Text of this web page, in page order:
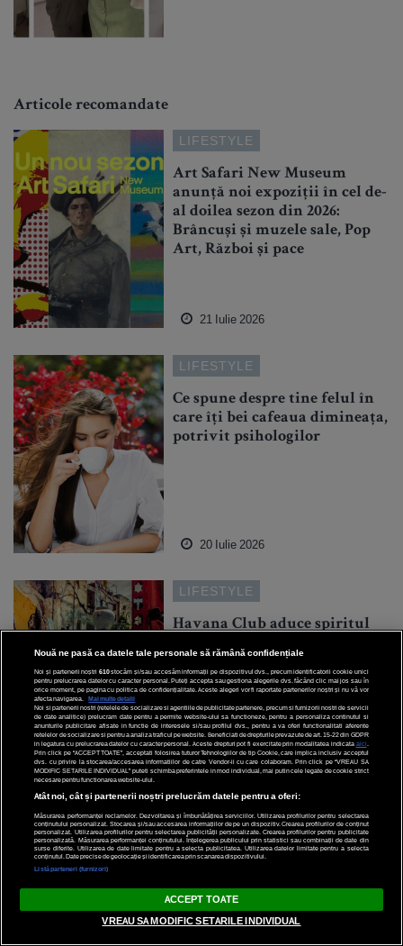
Articole recomandate
LIFESTYLE
Art Safari New Museum
anunță noi expoziții în cel de-
al doilea sezon din 2026:
Brâncuși și muzele sale, Pop
Art, Război și pace
21 Iulie 2026
LIFESTYLE
Ce spune despre tine felul în
care îți bei cafeaua dimineața,
potrivit psihologilor
20 Iulie 2026
LIFESTYLE
Havana Club aduce spiritul
printr-un nou concept: Barrio
Havana Club
14 Iulie 2026
LIFESTYLE
Orchestra Operei Naționale
Medalia Camerei Deputaților
a Republicii Italiene
Nouă ne pasă ca datele tale personale să rămână confidențiale
Noi și partenerii noștri 610stocăm și/sau accesăm informații pe dispozitivul dvs., precum identificatorii cookie unici
pentru prelucrarea datelor cu caracter personal. Puteți accepta sau gestiona alegerile dvs. făcând clic mai jos sau în
orice moment, pe pagina cu politica de confidențialitate. Aceste alegeri vor fi raportate partenerilor noștri și nu vă vor
afecta navigarea.
Mai multe detalii
Noi si partenerii nostri (retelele de socializare si agentiile de publicitate partenere, precum si furnizorii nostri de servicii
de date analitice) prelucram date pentru a permite website-ului sa functioneze, pentru a personaliza continutul si
anunturile publicitare afisate in functie de interesele si/sau profilul dvs., pentru a va oferi functionalitati aferente
retelelor de socializare si pentru a analiza traficul pe website. Beneficiati de drepturile prevazute de art. 15-22 din GDPR
in legatura cu prelucrarea datelor cu caracter personal. Aceste drepturi pot fi exercitate prin modalitatea indicata aici
Prin click pe “ACCEPT TOATE”, acceptati folosirea tuturor Tehnologiilor de tip Cookie, care implica inclusiv acceptul
dvs. cu privire la stocarea/accesarea informatiilor de catre Vendor-ii cu care colaboram. Prin click pe “VREAU SA
MODIFIC SETARILE INDIVIDUAL” puteti schimba preferintele in mod individual, mai putin cele legate de cookie strict
necesare pentru functionarea website-ului.
Atât noi, cât și partenerii noștri prelucrăm datele pentru a oferi:
Măsurarea performanței reclamelor. Dezvoltarea și îmbunătățirea serviciilor. Utilizarea profilurilor pentru selectarea
conținutului personalizat. Stocarea și/sau accesarea informațiilor de pe un dispozitiv. Crearea profilurilor de conținut
personalizat. Utilizarea profilurilor pentru selectarea publicității personalizate. Crearea profilurilor pentru publicitate
personalizată. Măsurarea performanței conținutului. Înțelegerea publicului prin statistici sau combinații de date din
surse diferite. Utilizarea de date limitate pentru a selecta publicitatea. Utilizarea datelor limitate pentru a selecta
conținutul. Date precise de geolocație și identificarea prin scanarea dispozitivului.
Listă parteneri (furnizori)
ACCEPT TOATE
VREAU SA MODIFIC SETARILE INDIVIDUAL